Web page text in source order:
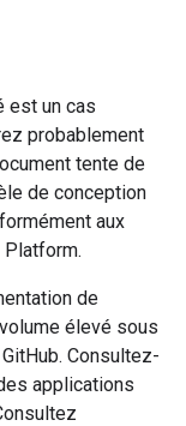
est un cas
probablement
tente de
de conception
aux
de
élevé sous
Consultez-
applications